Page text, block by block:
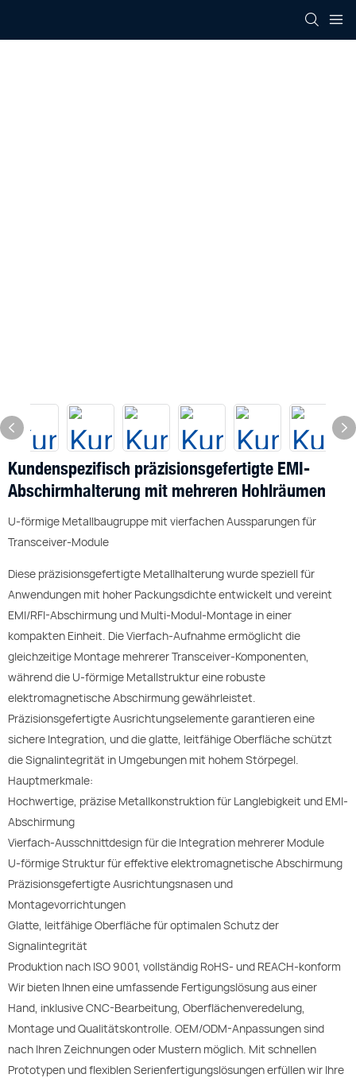
Kundenspezifisch präzisionsgefertigte EMI-
Abschirmhalterung mit mehreren Hohlräumen
U-förmige Metallbaugruppe mit vierfachen Aussparungen für
Transceiver-Module
Diese präzisionsgefertigte Metallhalterung wurde speziell für
Anwendungen mit hoher Packungsdichte entwickelt und vereint
EMI/RFI-Abschirmung und Multi-Modul-Montage in einer
kompakten Einheit. Die Vierfach-Aufnahme ermöglicht die
gleichzeitige Montage mehrerer Transceiver-Komponenten,
während die U-förmige Metallstruktur eine robuste
elektromagnetische Abschirmung gewährleistet.
Präzisionsgefertigte Ausrichtungselemente garantieren eine
sichere Integration, und die glatte, leitfähige Oberfläche schützt
die Signalintegrität in Umgebungen mit hohem Störpegel.
Hauptmerkmale:
Hochwertige, präzise Metallkonstruktion für Langlebigkeit und EMI-
Abschirmung
Vierfach-Ausschnittdesign für die Integration mehrerer Module
U-förmige Struktur für effektive elektromagnetische Abschirmung
Präzisionsgefertigte Ausrichtungsnasen und
Montagevorrichtungen
Glatte, leitfähige Oberfläche für optimalen Schutz der
Signalintegrität
Produktion nach ISO 9001, vollständig RoHS- und REACH-konform
Wir bieten Ihnen eine umfassende Fertigungslösung aus einer
Hand, inklusive CNC-Bearbeitung, Oberflächenveredelung,
Montage und Qualitätskontrolle. OEM/ODM-Anpassungen sind
nach Ihren Zeichnungen oder Mustern möglich. Mit schnellen
Prototypen und flexiblen Serienfertigungslösungen erfüllen wir Ihre